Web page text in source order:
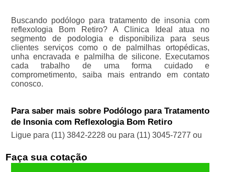
Buscando podólogo para tratamento de insonia com
reflexologia Bom Retiro? A Clinica Ideal atua no
segmento de podologia e disponibiliza para seus
clientes serviços como o de palmilhas ortopédicas,
unha encravada e palmilha de silicone. Executamos
cada trabalho de uma forma cuidado e
comprometimento, saiba mais entrando em contato
conosco.
Para saber mais sobre Podólogo para Tratamento
de Insonia com Reflexologia Bom Retiro
Ligue para (11) 3842-2228ou para (11) 3045-7277 ou
Faça sua cotação